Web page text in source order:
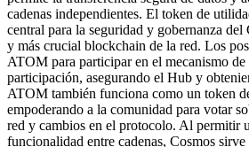
cadenas independientes. El token de
central para la seguridad y gobernanza
y más crucial blockchain de la red. Los
ATOM para participar en el mecanismo de
participación, asegurando el Hub y
ATOM también funciona como un token
empoderando a la comunidad para votar
red y cambios en el protocolo. Al permitir
funcionalidad entre cadenas, Cosmos sirve